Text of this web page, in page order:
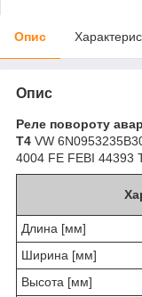
Опис
Опис
Реле повороту
T4 VW
4004 FE FEBI 44393
Длина [мм]
Ширина [мм]
Высота [мм]